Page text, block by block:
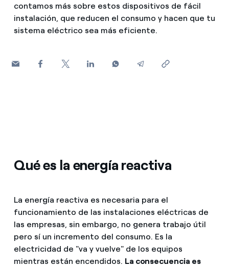
Otros
Futuro
¿Has recibido una oferta para cambiar de
compañía?
Movilidad
contamos más sobre estos dispositivos de fácil
instalación, que reducen el consumo y hacen que tu
sistema eléctrico sea más eficiente.
Qué es la energía reactiva
La energía reactiva es necesaria para el
funcionamiento de las instalaciones eléctricas de
las empresas, sin embargo, no genera trabajo útil
pero sí un incremento del consumo. Es la
electricidad de "va y vuelve" de los equipos
mientras están encendidos. La consecuencia es